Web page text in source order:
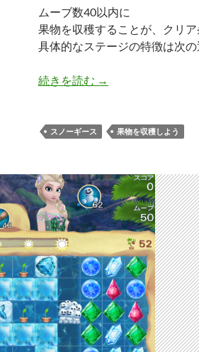
ムーブ数40以内に
果物を収穫することが、クリ
具体的なステージの特徴は次の
続きを読む アナと雪の女王
→
スノーギース 果物を収穫しよう